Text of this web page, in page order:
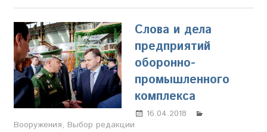
Слова и дела
предприятий
оборонно-
промышленного
комплекса
16.04.2018
Вооружения, Выбор редакции